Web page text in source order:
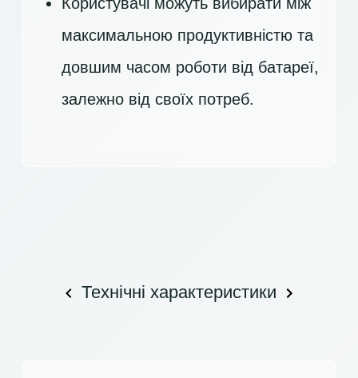
максимальною продуктивністю та
довшим часом роботи від батареї,
залежно від своїх потреб.
Технічні характеристики